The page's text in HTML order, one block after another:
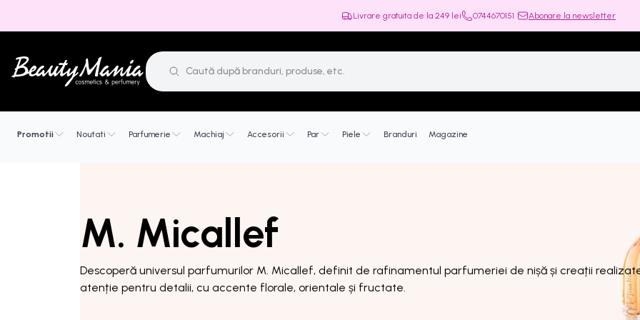
Livrare gratuita de la 249 lei 0744670151 Abonare la newsletter
Promotii Noutati Parfumerie Machiaj Accesorii Par Piele Branduri Magazine
M. Micallef
Descoperă universul parfumurilor M. Micallef, definit de rafinamentul parfumeriei de nișă și creații
atenție pentru detalii, cu accente florale, orientale și fructate.